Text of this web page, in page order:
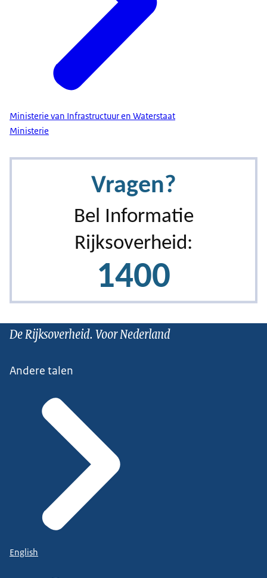
Ministerie van Infrastructuur en Waterstaat
Ministerie
De Rijksoverheid. Voor Nederland
Andere talen
English